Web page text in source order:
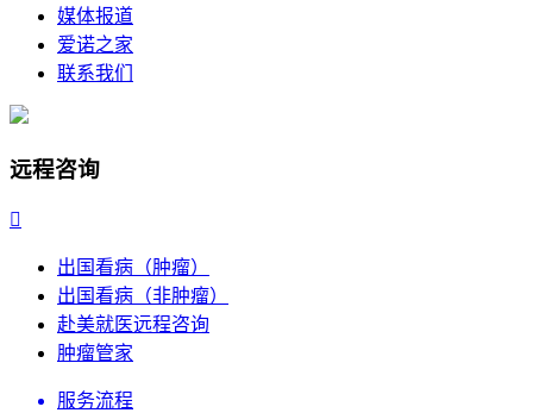
媒体报道
爱诺之家
联系我们
远程咨询

出国看病（肿瘤）
出国看病（非肿瘤）
赴美就医远程咨询
肿瘤管家
服务流程